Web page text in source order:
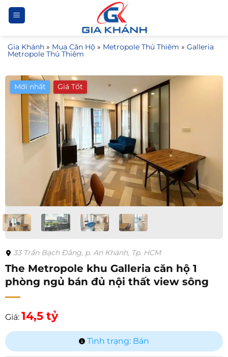
Bỏ
qua
dung
Gia Khánh » Mua Căn Hộ » Metropole Thủ Thiêm » Galleria
Metropole Thủ Thiêm
Mới nhất Giá Tốt
33 Trần Bạch Đằng, p. An Khánh, Tp. HCM
The Metropole khu Galleria căn hộ 1
phòng ngủ bán đủ nội thất view sông
Giá: 14,5 tỷ
Tình trạng: Bán